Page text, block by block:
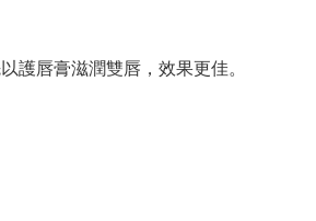
護唇膏滋潤雙唇，效果更佳。